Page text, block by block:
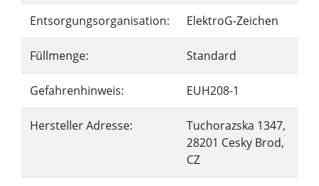
Entsorgungsorganisation: ElektroG-Zeichen
Füllmenge: Standard
Gefahrenhinweis: EUH208-1
Hersteller Adresse:
Tuchorazska 1347,
28201 Cesky Brod,
CZ